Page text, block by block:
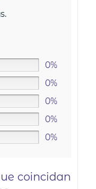
0%
0%
0%
0%
0%
coincidan